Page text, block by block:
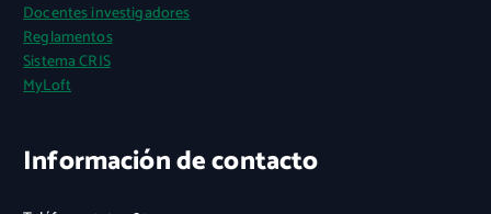
Docentes investigadores
Reglamentos
Sistema CRIS
MyLoft
Información de contacto